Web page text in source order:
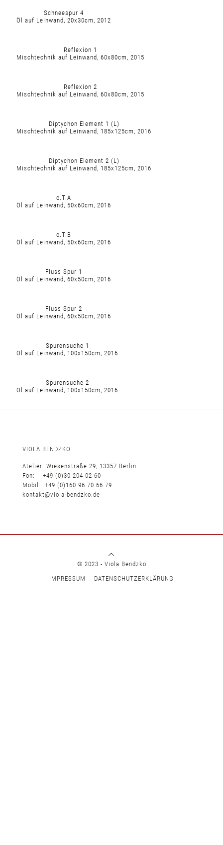
Schneespur 4
Öl auf Leinwand, 20x30cm, 2012
Reflexion 1
Mischtechnik auf Leinwand, 60x80cm, 2015
Reflexion 2
Mischtechnik auf Leinwand, 60x80cm, 2015
Diptychon Element 1 (L)
Mischtechnik auf Leinwand, 185x125cm, 2016
Diptychon Element 2 (L)
Mischtechnik auf Leinwand, 185x125cm, 2016
o.T.A
Öl auf Leinwand, 50x60cm, 2016
o.T.B
Öl auf Leinwand, 50x60cm, 2016
Fluss Spur 1
Öl auf Leinwand, 60x50cm, 2016
Fluss Spur 2
Öl auf Leinwand, 60x50cm, 2016
Spurensuche 1
Öl auf Leinwand, 100x150cm, 2016
Spurensuche 2
Öl auf Leinwand, 100x150cm, 2016
VIOLA BENDZKO
Atelier: Wiesenstraße 29, 13357 Berlin
Fon: +49 (0)30 204 02 60
Mobil: +49 (0)160 96 70 66 79
kontakt@viola-bendzko.de
© 2023 - Viola Bendzko
IMPRESSUM
DATENSCHUTZERKLÄRUNG